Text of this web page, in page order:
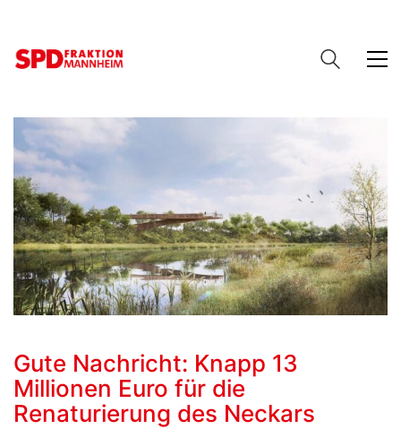
Gute Nachricht: Knapp 13
Millionen Euro für die
Renaturierung des Neckars